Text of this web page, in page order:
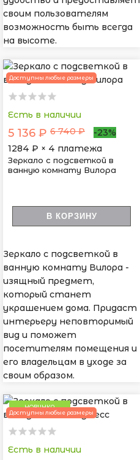
своим пользователям
возможность быть всегда
на высоте.
Доступны любые размеры
Есть в наличии
5 136 ₽ 6 740 ₽
-23%
1284 ₽ × 4 платежа
Зеркало с подсветкой в
ванную комнату Вилора
В КОРЗИНУ
Зеркало с подсветкой в
ванную комнату Вилора -
изящный предмет,
который станет
украшением дома. Придаст
интерьеру неповторимый
вид и поможет
посетителям помещения и
его владельцам в уходе за
своим образом.
НОВИНКА
Доступны любые размеры
Есть в наличии